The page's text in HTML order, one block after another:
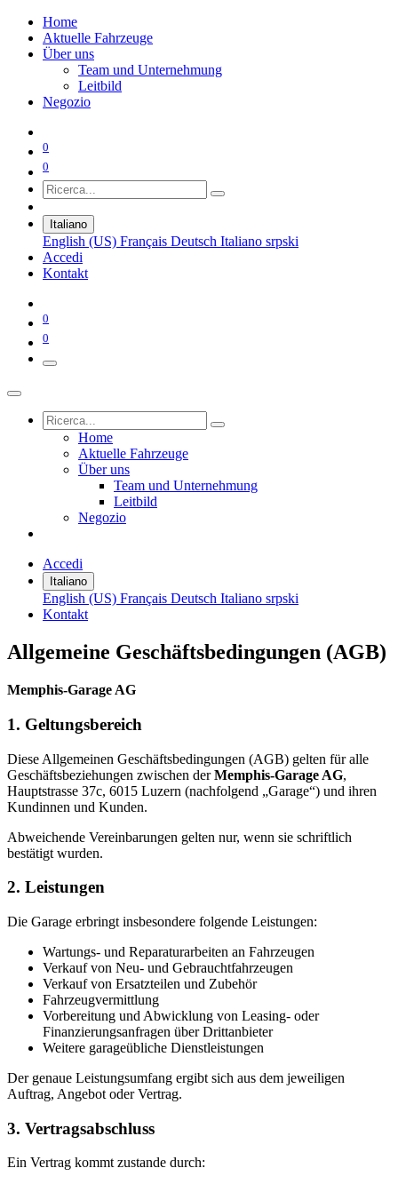
Home
Aktuelle Fahrzeuge
Über uns
Team und Unternehmung
Leitbild
Negozio
0
0
Italiano
English (US) Français Deutsch Italiano srpski
Accedi
Kontakt
0
0
Home
Aktuelle Fahrzeuge
Über uns
Team und Unternehmung
Leitbild
Negozio
Accedi
Italiano
English (US) Français Deutsch Italiano srpski
Kontakt
Allgemeine Geschäftsbedingungen (AGB)
Memphis-Garage AG
1. Geltungsbereich
Diese Allgemeinen Geschäftsbedingungen (AGB) gelten für alle
Geschäftsbeziehungen zwischen derMemphis-Garage AG,
Hauptstrasse 37c, 6015 Luzern (nachfolgend „Garage“) und ihren
Kundinnen und Kunden.
Abweichende Vereinbarungen gelten nur, wenn sie schriftlich
bestätigt wurden.
2. Leistungen
Die Garage erbringt insbesondere folgende Leistungen:
Wartungs- und Reparaturarbeiten an Fahrzeugen
Verkauf von Neu- und Gebrauchtfahrzeugen
Verkauf von Ersatzteilen und Zubehör
Fahrzeugvermittlung
Vorbereitung und Abwicklung von Leasing- oder
Finanzierungsanfragen über Drittanbieter
Weitere garageübliche Dienstleistungen
Der genaue Leistungsumfang ergibt sich aus dem jeweiligen
Auftrag, Angebot oder Vertrag.
3. Vertragsabschluss
Ein Vertrag kommt zustande durch: